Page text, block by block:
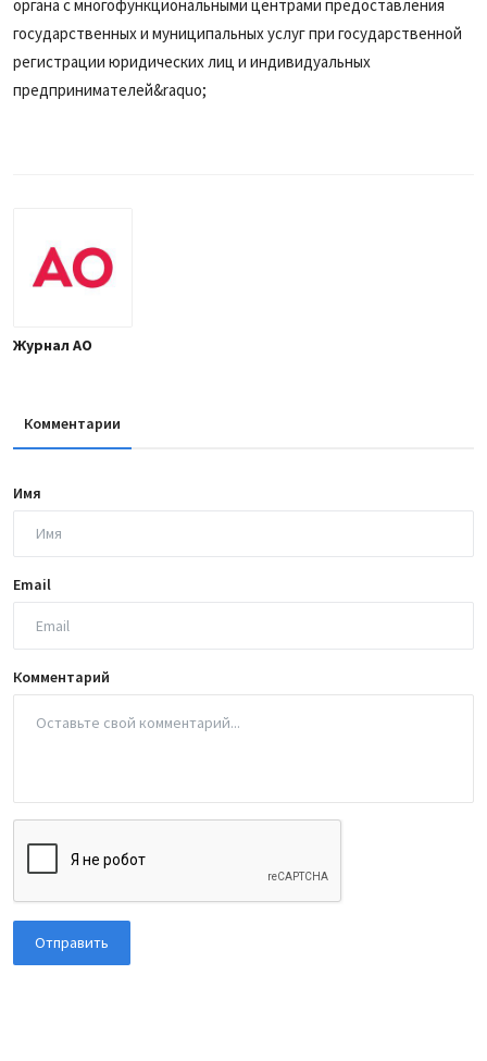
органа с многофункциональными центрами предоставления
государственных и муниципальных услуг при государственной
регистрации юридических лиц и индивидуальных
предпринимателей&raquo;
Журнал АО
Комментарии
Имя
Email
Комментарий
Отправить